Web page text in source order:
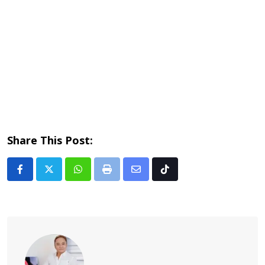
Share This Post:
Whatsapp
Print
Share Tiktok